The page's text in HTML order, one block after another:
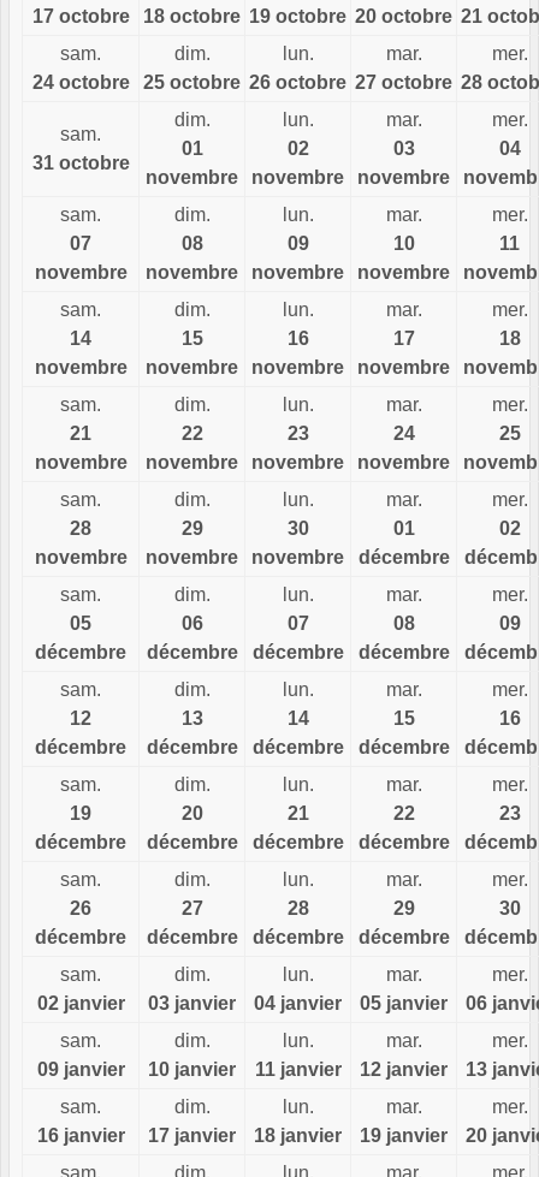
17 octobre
18 octobre 19 octobre 20 octobre 21
sam.
24 octobre
dim.
25 octobre
lun.
26 octobre
mar.
27 octobre
mer.
28
sam.
31 octobre
dim.
01
novembre
lun.
02
novembre
mar.
03
novembre
mer.
04
sam.
07
novembre
dim.
08
novembre
lun.
09
novembre
mar.
10
novembre
mer.
11
sam.
14
novembre
dim.
15
novembre
lun.
16
novembre
mar.
17
novembre
mer.
18
sam.
21
novembre
dim.
22
novembre
lun.
23
novembre
mar.
24
novembre
mer.
25
sam.
28
novembre
dim.
29
novembre
lun.
30
novembre
mar.
01
décembre
mer.
02
sam.
05
décembre
dim.
06
décembre
lun.
07
décembre
mar.
08
décembre
mer.
09
sam.
12
décembre
dim.
13
décembre
lun.
14
décembre
mar.
15
décembre
mer.
16
sam.
19
décembre
dim.
20
décembre
lun.
21
décembre
mar.
22
décembre
mer.
23
sam.
26
décembre
dim.
27
décembre
lun.
28
décembre
mar.
29
décembre
mer.
30
sam.
02 janvier
dim.
03 janvier
lun.
04 janvier
mar.
05 janvier
mer.
06
sam.
09 janvier
dim.
10 janvier
lun.
11 janvier
mar.
12 janvier
mer.
13
sam.
16 janvier
dim.
17 janvier
lun.
18 janvier
mar.
19 janvier
mer.
20
sam.
dim.
lun.
mar.
mer.